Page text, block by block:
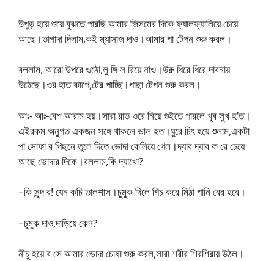
উপুড় হয়ে শুয়ে বুঝতে পারছি আমার জিসমের দিকে ফ্যালফ্যালিয়ে চেয়ে
আছে।তাগাদা দিলাম,কই ম্যাসাজ দাও।আমার পা টেপন শুরু করল।
বললাম, আরো উপরে ওঠো,লু ঙ্গি স রিয়ে নাও।উরু ধিরে ধিরে দাবনায়
উঠেছে।ওর হাত কাপে,টের পাচ্ছি।পাছা টেপন শুরু করল।
আঃ- আঃ-বেশ আরাম হয়।সারা রাত ওরে নিয়ে শুইতে পারলে খুব সুখ হ’ত।
এইরকম অনুগত একজন সঙ্গে থাকলে ভাল হত।ঘুরে চিৎ হয়ে শুলাম,একটা
পা সোফা র পিছনে তুলে দিতে ভোদা কেলিয়ে গেল।দ্যাব দ্যাব ক রে চেয়ে
আছে ভোদার দিকে।বললাম,কি দ্যাখো?
–কি সুন্দ র! যেন কচি তালশাস।চুমুক দিলে পিচ করে মিঠা পানি বের হবে।
–চুমুক দাও,দাড়িয়ে কেন?
নীচু হয়ে ব সে আমার ভোদা চোষা শুরু করল,সারা শরীর শিরশিরায় উঠল।